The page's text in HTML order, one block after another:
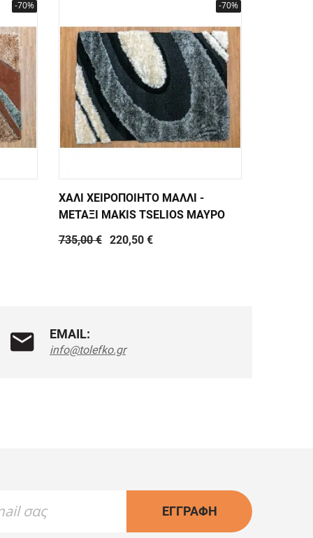
-70% -70%
ΧΑΛΙ ΧΕΙΡΟΠΟΙΗΤΟ ΜΑΛΛΙ -
ΜΕΤΑΞΙ MAKIS TSELIOS ΜΑΥΡΟ
735,00 €
220,50 €
EMAIL:
info@tolefko.gr
ΕΓΓΡΑΦΉ